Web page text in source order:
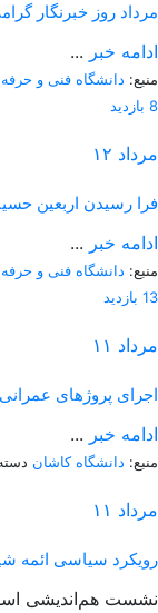
17 مرداد روز خبرنگار
... ادامه خبر
منبع: دانشگاه فنی و
8 بازدید
۱۲ مرداد
فرا رسیدن اربعین
... ادامه خبر
منبع: دانشگاه فنی و
13 بازدید
۱۱ مرداد
اجرای پروژهای
... ادامه خبر
منبع: دانشگاه کاشان
۱۱ مرداد
رویکرد سیاسی ائمه
نشست هم‌اندیشی